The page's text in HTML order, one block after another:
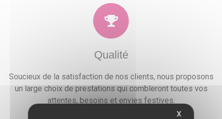
Qualité
Soucieux de la satisfaction de nos clients, nous proposons
un large choix de prestations qui combleront toutes vos
attentes, besoins et envies festives.
X